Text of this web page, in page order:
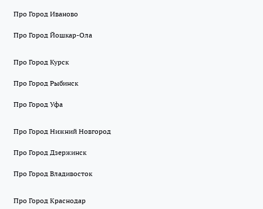
Про Город Иваново
Про Город Йошкар-Ола
Про Город Курск
Про Город Рыбинск
Про Город Уфа
Про Город Нижний Новгород
Про Город Дзержинск
Про Город Владивосток
Про Город Краснодар